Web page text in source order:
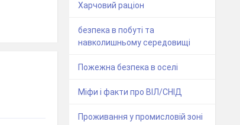
Харчовий раціон
безпека в побуті та
навколишньому середовищі
Пожежна безпека в оселі
Міфи і факти про ВІЛ/СНІД
Проживання у промисловій зоні